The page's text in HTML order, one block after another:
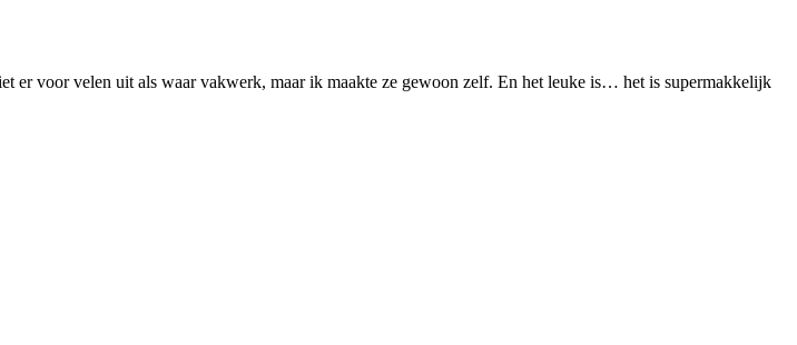
er voor velen uit als waar vakwerk, maar ik maakte ze gewoon zelf. En het leuke is… het is supermakkelijk